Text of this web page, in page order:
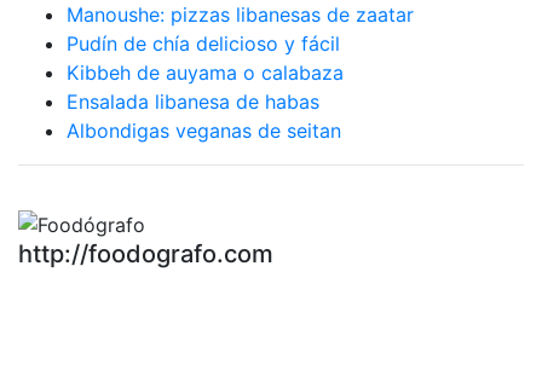
Manoushe: pizzas libanesas de zaatar
Pudín de chía delicioso y fácil
Kibbeh de auyama o calabaza
Ensalada libanesa de habas
Albondigas veganas de seitan
http://foodografo.com